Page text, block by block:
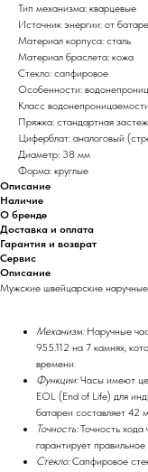
Тип механизма: кварцевые
Источник энергии: от
Материал корпуса: сталь
Материал браслета: кожа
Стекло: сапфировое
Особенности:
Класс
Пряжка: стандартная
Циферблат: аналоговый
Диаметр: 38 мм
Форма: круглые
Описание
Наличие
О бренде
Доставка и оплата
Гарантия и возврат
Сервис
Описание
Мужские швейцарские
Механизм:Наручные
955.112 на 7 камнях,
времени.
Функции:Часы имеют
EOL (End of Life) для
батареи составляет 42
Точность:Точность хода
гарантирует
Стекло:Сапфировое